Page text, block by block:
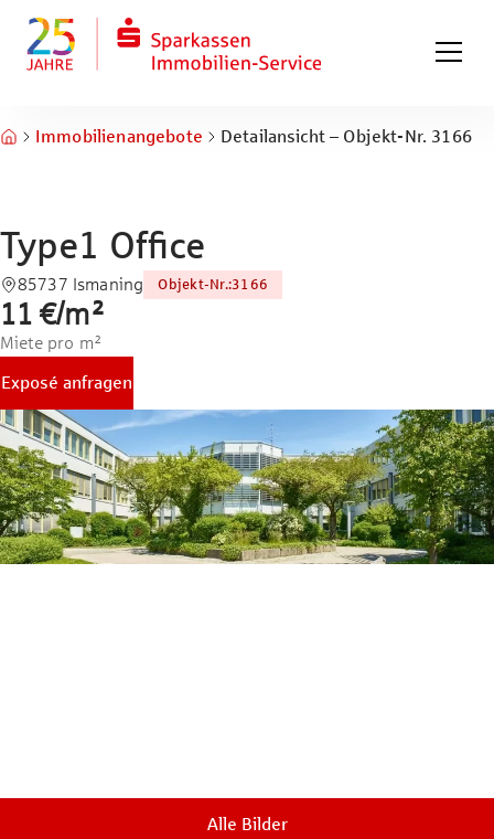
Zum Fuß springen
Immobilienangebote Detailansicht – Objekt-Nr. 3166
Type1 Office
85737 Ismaning Objekt-Nr.:3166
11 €/m²
Miete pro m²
Exposé anfragen
Alle Bilder